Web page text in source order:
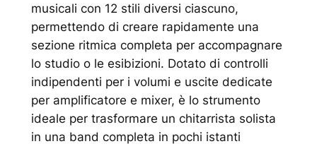
musicali con 12 stili diversi ciascuno,
permettendo di creare rapidamente una
sezione ritmica completa per accompagnare
lo studio o le esibizioni. Dotato di controlli
indipendenti per i volumi e uscite dedicate
per amplificatore e mixer, è lo strumento
ideale per trasformare un chitarrista solista
in una band completa in pochi istanti